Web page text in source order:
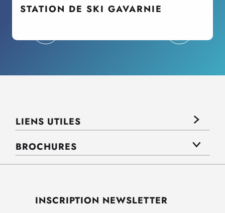
STATION DE SKI GAVARNIE
LIENS UTILES
BROCHURES
INSCRIPTION NEWSLETTER